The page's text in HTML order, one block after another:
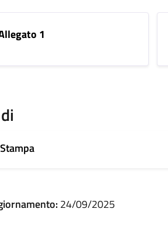
1
24/09/2025